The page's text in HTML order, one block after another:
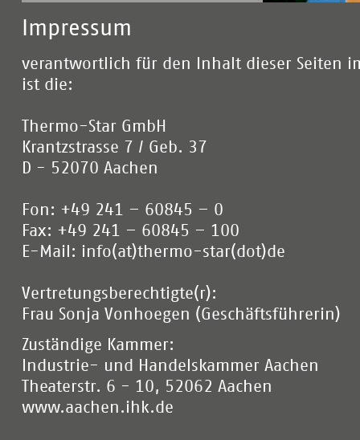
Impressum
verantwortlich für den Inhalt dieser Seiten
ist die:
Thermo-Star GmbH
Krantzstrasse 7 / Geb. 37
D - 52070 Aachen
Fon: +49 241 – 60845 – 0
Fax: +49 241 – 60845 – 100
E-Mail: info(at)thermo-star(dot)de
Vertretungsberechtigte(r):
Frau Sonja Vonhoegen (Geschäftsführerin)
Zuständige Kammer:
Industrie- und Handelskammer Aachen
Theaterstr. 6 - 10, 52062 Aachen
www.aachen.ihk.de